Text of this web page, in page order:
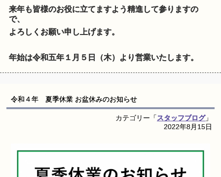
来年も皆様のお役に立てますよう精進して参りますの
で、
よろしくお願い申し上げます。
年始は令和五年１月５日（木）より営業いたします。
令和４年 夏季休業 お盆休みのお知らせ
カテゴリー「スタッフブログ」
2022年8月15日